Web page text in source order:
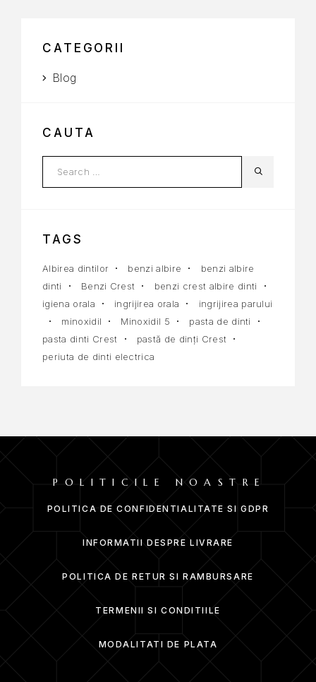
CATEGORII
Blog
CAUTA
TAGS
Albirea dintilor benzi albire
benzi albire
dinti
Benzi Crest
benzi crest albire dinti
igiena orala
ingrijirea orala
ingrijirea parului
minoxidil
Minoxidil 5
pasta de dinti
pasta dinti Crest
pastă de dinți Crest
periuta de dinti electrica
POLITICILE NOASTRE
POLITICA DE CONFIDENTIALITATE SI GDPR
INFORMATII DESPRE LIVRARE
POLITICA DE RETUR SI RAMBURSARE
TERMENII SI CONDITIILE
MODALITATI DE PLATA